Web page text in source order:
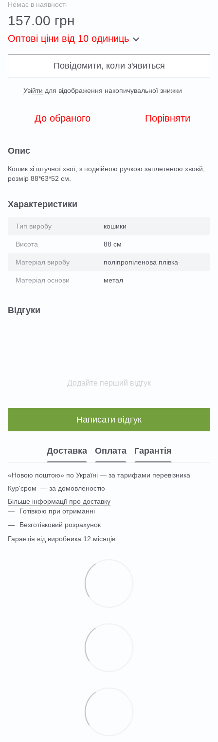
Немає в наявності
157.00 грн
Оптові ціни від 10 одиниць
Повідомити, коли з'явиться
Увійти для відображення накопичувальної знижки
До обраного Порівняти
Опис
Кошик зі штучної хвої, з подвійною ручкою заплетеною хвоєй,
розмір 88*63*52 см.
Характеристики
Тип виробу кошики
Висота 88 см
Матеріал виробу поліпропіленова плівка
Матеріал основи метал
Відгуки
Додайте перший відгук
Написати відгук
Доставка Оплата Гарантія
«Новою поштою» по Україні — за тарифами перевізника
Кур'єром — за домовленостю
Більше інформації про доставку
Готівкою при отриманні
Безготівковий розрахунок
Гарантія від виробника 12 місяців.